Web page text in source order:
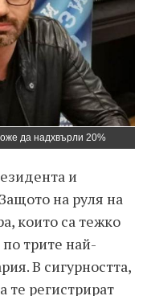
да надхвърли 20%
и
на руля на
които са тежко
трите най-
В сигурността,
те регистрират